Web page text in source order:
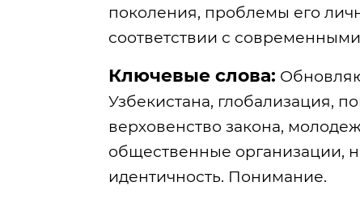
поколения, проблемы его
соответствии с
Ключевые слова:
Узбекистана, глобализация,
верховенство закона,
общественные организации,
идентичность. Понимание.